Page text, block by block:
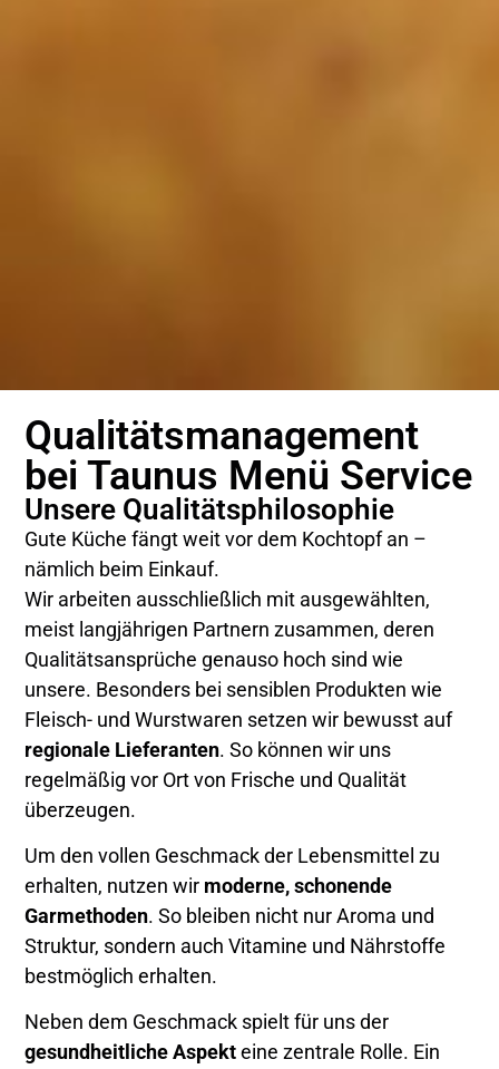
Qualitätsmanagement
bei Taunus Menü Service
Unsere Qualitätsphilosophie
Gute Küche fängt weit vor dem Kochtopf an –
nämlich beim Einkauf.
Wir arbeiten ausschließlich mit ausgewählten,
meist langjährigen Partnern zusammen, deren
Qualitätsansprüche genauso hoch sind wie
unsere. Besonders bei sensiblen Produkten wie
Fleisch- und Wurstwaren setzen wir bewusst auf
regionale Lieferanten. So können wir uns
regelmäßig vor Ort von Frische und Qualität
überzeugen.
Um den vollen Geschmack der Lebensmittel zu
erhalten, nutzen wir moderne, schonende
Garmethoden. So bleiben nicht nur Aroma und
Struktur, sondern auch Vitamine und Nährstoffe
bestmöglich erhalten.
Neben dem Geschmack spielt für uns der
gesundheitliche Aspekteine zentrale Rolle. Ein